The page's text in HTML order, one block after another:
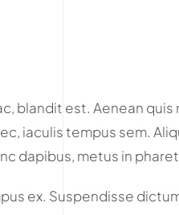
blandit est. Aenean
iaculis tempus sem.
dapibus, metus in
ex. Suspendisse